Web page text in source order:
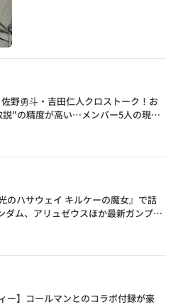
佐野勇斗・吉田仁人クロストーク！お
"の精度が高い…メンバー5人の現在
のハサウェイ キルケーの魔女』で話
ダム、アリュゼウスほか最新ガンプラ
ー】コールマンとのコラボ付録が豪